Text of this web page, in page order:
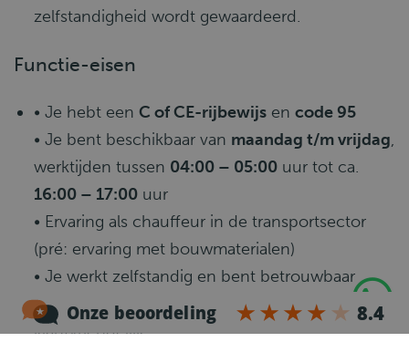
zelfstandigheid wordt gewaardeerd.
Functie-eisen
• Je hebt een C of CE-rijbewijs en code 95
• Je bent beschikbaar van maandag t/m vrijdag,
werktijden tussen 04:00 – 05:00 uur tot ca.
16:00 – 17:00 uur
• Ervaring als chauffeur in de transportsector
(pré: ervaring met bouwmaterialen)
• Je werkt zelfstandig en bent betrouwbaar
• Goede communicatieve vaardigheden en
klantvriendelijk.